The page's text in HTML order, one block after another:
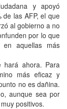
y apoyó
de las AFP, el que
al gobierno a no
por lo que
en aquellas más
hará ahora. Para
más eficaz y
no es dañina.
aunque sea por
positivos.